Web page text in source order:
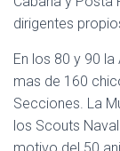
dirigentes
En los 80 y 90
mas de 160
Secciones. La
los Scouts
motivo del 50